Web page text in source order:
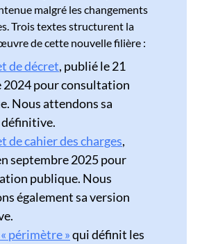
malgré les changements
Trois textes structurent la
de cette nouvelle filière :
de décret, publié le 21
2024 pour consultation
Nous attendons sa
de cahier des charges,
septembre 2025 pour
publique. Nous
également sa version
« périmètre »qui définit les